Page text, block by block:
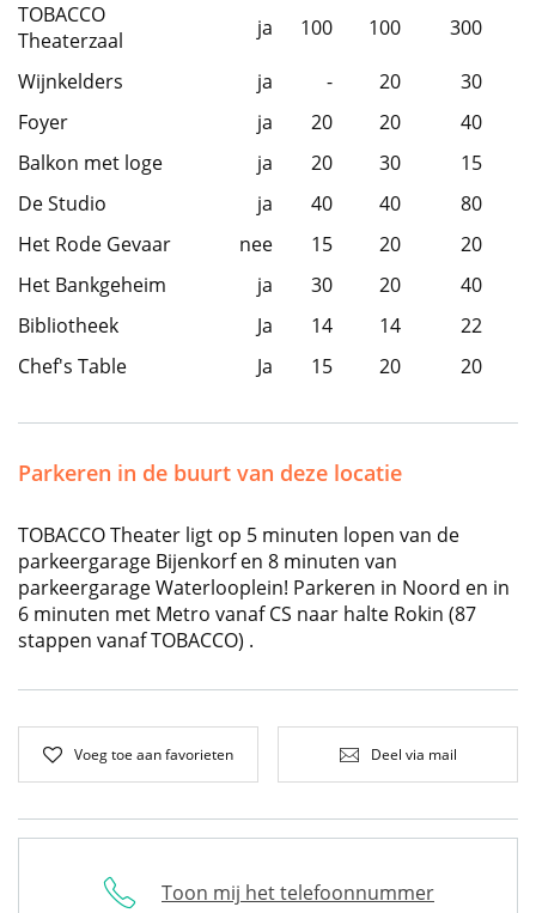
TOBACCO
Theaterzaal
ja 100 100 300
Wijnkelders ja - 20
30
Foyer
ja 20 20
40
Balkon met loge
ja 20 30
15
De Studio
ja 40 40
80
Het Rode Gevaar
nee 15 20
20
Het Bankgeheim
ja 30 20
40
Bibliotheek
Ja 14 14
22
Chef's Table
Ja 15 20 20
Parkeren in de buurt van deze locatie
TOBACCO Theater ligt op 5 minuten lopen van de
parkeergarage Bijenkorf en 8 minuten van
parkeergarage Waterlooplein! Parkeren in Noord en in
6 minuten met Metro vanaf CS naar halte Rokin (87
stappen vanaf TOBACCO) .
Voeg toe aan favorieten Deel via mail
Toon mij het telefoonnummer